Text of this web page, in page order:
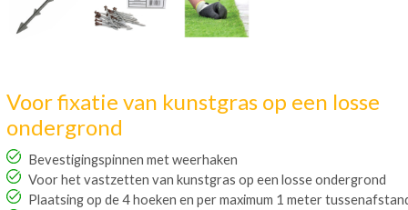
Voor fixatie van kunstgras op een losse
ondergrond
Bevestigingspinnen met weerhaken
Voor het vastzetten van kunstgras op een losse ondergrond
Plaatsing op de 4 hoeken en per maximum 1 meter